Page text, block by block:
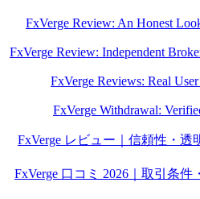
FxVerge Review: An Honest
FxVerge Review: Independent
FxVerge Reviews: Real
FxVerge Withdrawal:
FxVerge レビュー｜信頼性・
FxVerge 口コミ 2026｜取引条